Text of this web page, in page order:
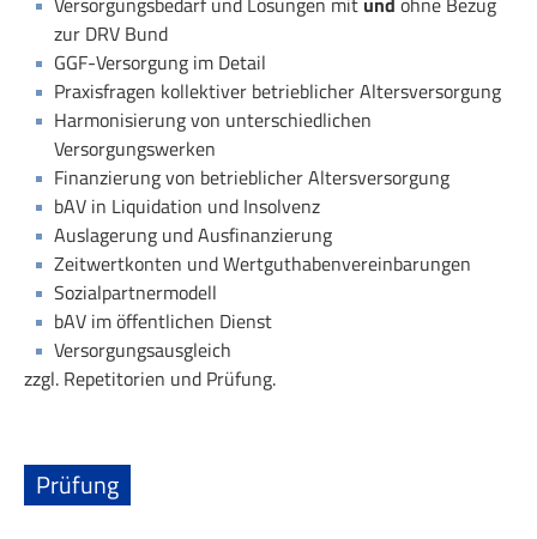
zur DRV Bund
GGF-Versorgung im Detail
Praxisfragen kollektiver betrieblicher Altersversorgung
Harmonisierung von unterschiedlichen
Versorgungswerken
Finanzierung von betrieblicher Altersversorgung
bAV in Liquidation und Insolvenz
Auslagerung und Ausfinanzierung
Zeitwertkonten und Wertguthabenvereinbarungen
Sozialpartnermodell
bAV im öffentlichen Dienst
Versorgungsausgleich
zzgl. Repetitorien und Prüfung.
Prüfung